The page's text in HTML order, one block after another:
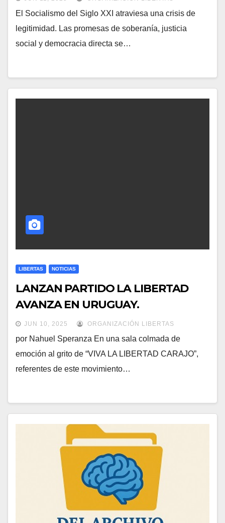
El Socialismo del Siglo XXI atraviesa una crisis de
legitimidad. Las promesas de soberanía, justicia
social y democracia directa se…
LIBERTAS NOTICIAS
LANZAN PARTIDO LA LIBERTAD
AVANZA EN URUGUAY.
JUN 10, 2025 ORGANIZACIÓN LIBERTAS
por Nahuel Speranza En una sala colmada de
emoción al grito de “VIVA LA LIBERTAD CARAJO”,
referentes de este movimiento…